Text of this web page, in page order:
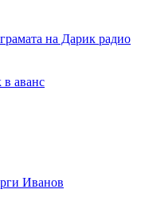
на Дарик радио
аванс
Иванов